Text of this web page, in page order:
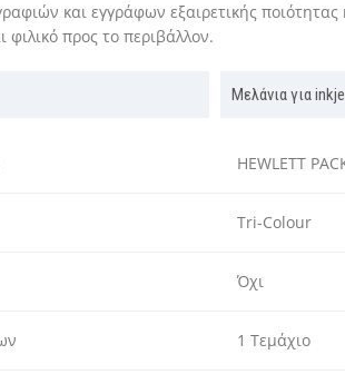
και εγγράφων εξαιρετικής
φιλικό προς το περιβάλλον.
Μελάνια για
HEWLETT
Tri-Colour
Όχι
1 Τεμάχιο